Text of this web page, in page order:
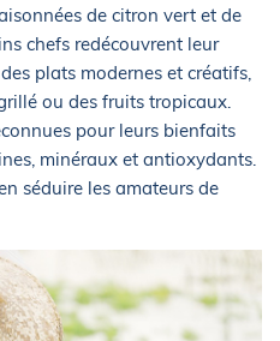
de citron vert et de
chefs redécouvrent leur
plats modernes et créatifs,
ou des fruits tropicaux.
pour leurs bienfaits
minéraux et antioxydants.
séduire les amateurs de